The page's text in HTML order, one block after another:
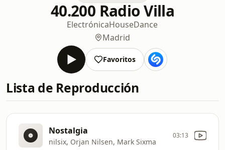
40.200 Radio Villa
ElectrónicaHouseDance
Madrid
Favoritos
Lista de Reproducción
Nostalgia
nilsix, Orjan Nilsen, Mark Sixma
03:13